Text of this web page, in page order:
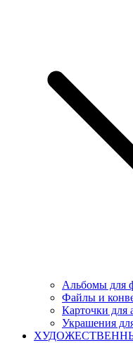
Альбомы для
Файлы и
Карточки для
Украшения